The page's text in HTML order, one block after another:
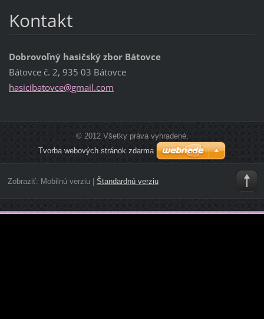
Kontakt
Dobrovoľný hasičský zbor Bátovce
Bátovce č. 2, 935 03 Bátovce
hasicibatovce@gmail.com
© 2012 Všetky práva vyhradené.
Tvorba webových stránok zdarma
Zobraziť: Mobilnú verziu| Štandardnú verziu